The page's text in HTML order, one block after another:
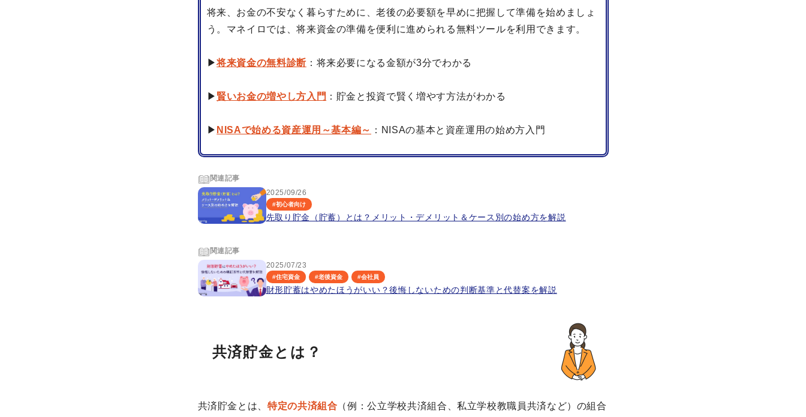
将来、お金の不安なく暮らすために、老後の必要額を早めに把握して準備を始めましょ
う。マネイロでは、将来資金の準備を便利に進められる無料ツールを利用できます。
▶将来資金の無料診断：将来必要になる金額が3分でわかる
▶ 賢いお金の増やし方入門 ：貯金と投資で賢く増やす方法がわかる
▶ NISAで始める資産運用～基本編～ ：NISAの基本と資産運用の始め方入門
関連記事
2025/09/26
#初心者向け
先取り貯金（貯蓄）とは？メリット・デメリット＆ケース別の始め方を解説
関連記事
2025/07/23
#住宅資金 #老後資金 #会社員
財形貯蓄はやめたほうがいい？後悔しないための判断基準と代替案を解説
共済貯金とは？
共済貯金とは、 特定の共済組合 （例：公立学校共済組合、私立学校教職員共済など）の組合